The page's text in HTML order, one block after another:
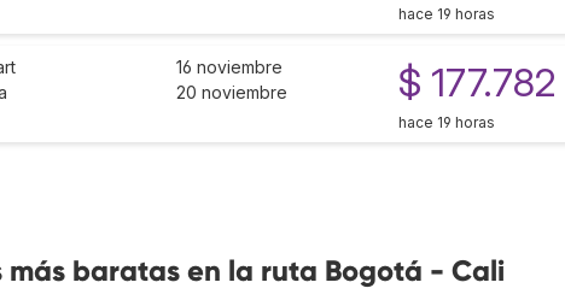
hace 19 horas
16 noviembre
20 noviembre
$ 177.782
hace 19 horas
más baratas en la ruta Bogotá - Cali